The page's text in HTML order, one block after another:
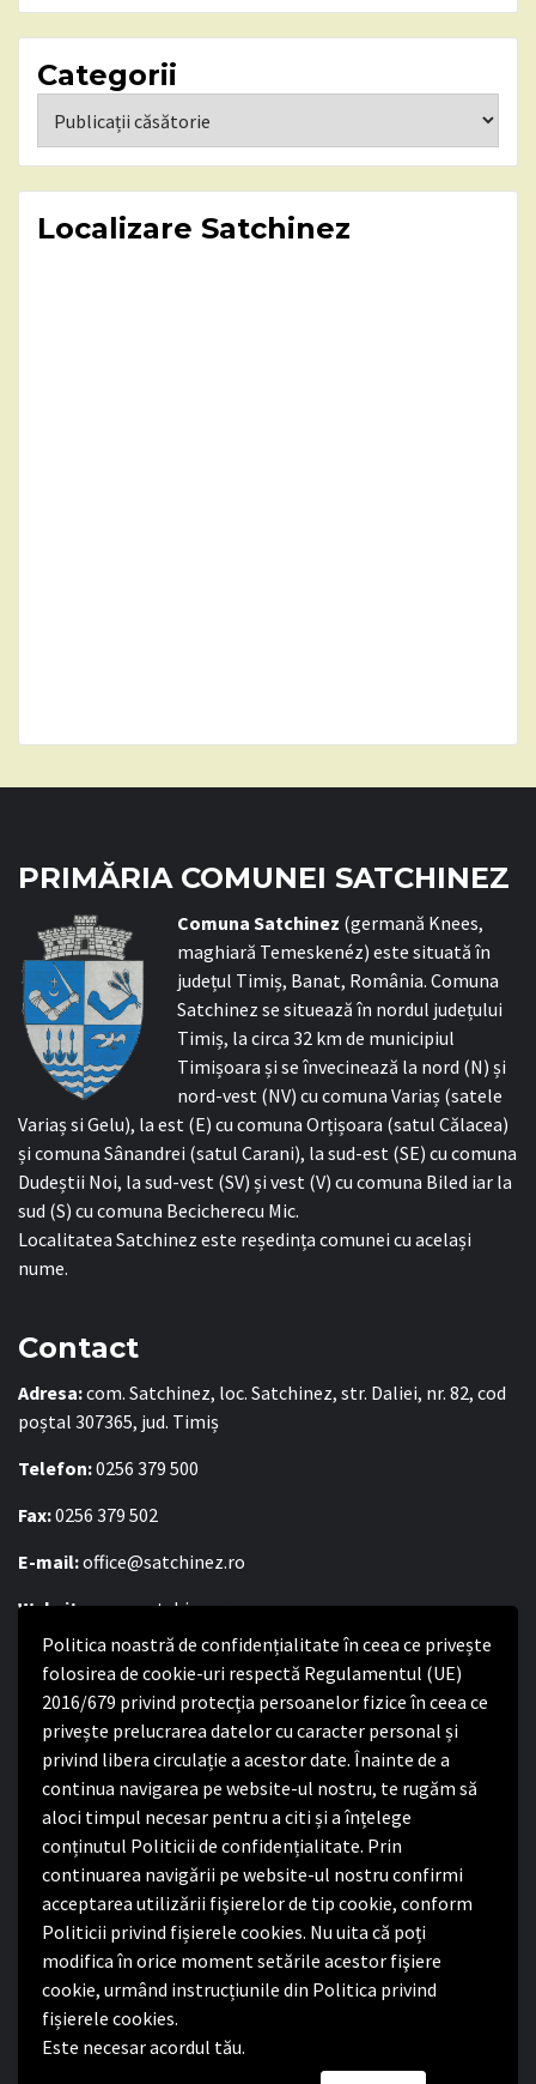
Politica noastră de confidențialitate în ceea ce privește
folosirea de cookie-uri respectă Regulamentul (UE)
2016/679 privind protecția persoanelor fizice în ceea ce
privește prelucrarea datelor cu caracter personal și
privind libera circulație a acestor date. Înainte de a
continua navigarea pe website-ul nostru, te rugăm să
aloci timpul necesar pentru a citi și a înțelege
conținutul Politicii de confidențialitate. Prin
continuarea navigării pe website-ul nostru confirmi
acceptarea utilizării fişierelor de tip cookie, conform
Politicii privind fișierele cookies. Nu uita că poți
modifica în orice moment setările acestor fişiere
cookie, urmând instrucțiunile din Politica privind
fișierele cookies.
Este necesar acordul tău.
Categorii
Localizare Satchinez
PRIMĂRIA COMUNEI SATCHINEZ
Comuna Satchinez (germană Knees,
maghiară Temeskenéz) este situată în
județul Timiș, Banat, România. Comuna
Satchinez se situează în nordul județului
Timiș, la circa 32 km de municipiul
Timișoara și se învecinează la nord (N) și
nord-vest (NV) cu comuna Variaș (satele
Variaș si Gelu), la est (E) cu comuna Orțișoara (satul Călacea)
și comuna Sânandrei (satul Carani), la sud-est (SE) cu comuna
Dudeștii Noi, la sud-vest (SV) și vest (V) cu comuna Biled iar la
sud (S) cu comuna Becicherecu Mic.
Localitatea Satchinez este reședința comunei cu același
nume.
Contact
Adresa:com. Satchinez, loc. Satchinez, str. Daliei, nr. 82, cod
poștal 307365, jud. Timiș
Telefon:0256 379 500
Fax:0256 379 502
E-mail:office@satchinez.ro
Website:www.satchinez.ro
Program cu publicul:
Luni – Joi:8:00-16:30
Vineri:8:00 – 14:00
Politica de confidențialitate
Politica de confidențialitate
Nota de informare privind implementarea Regulamentului
(UE) 2016/679
Termeni și condiții de utilizare website